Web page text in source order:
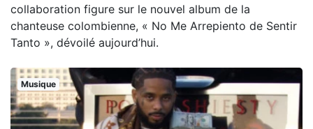
collaboration figure sur le nouvel album de la
chanteuse colombienne, « No Me Arrepiento de Sentir
Tanto », dévoilé aujourd’hui.
Musique